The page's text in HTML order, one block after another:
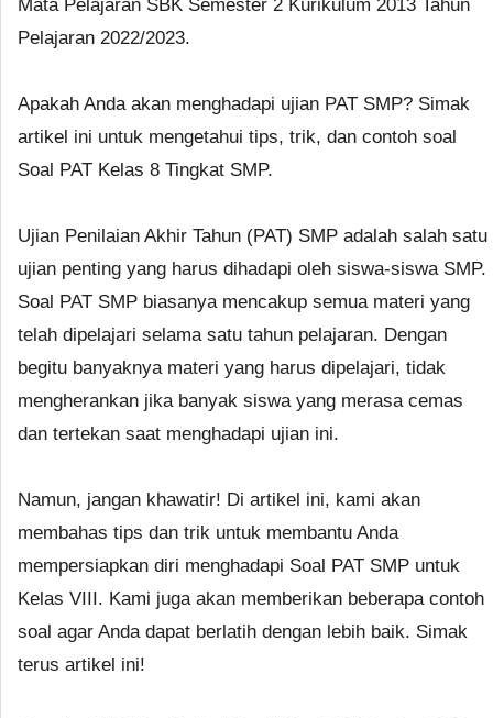
Mata Pelajaran SBK Semester 2 Kurikulum 2013 Tahun
Pelajaran 2022/2023.
Apakah Anda akan menghadapi ujian PAT SMP? Simak
artikel ini untuk mengetahui tips, trik, dan contoh soal
Soal PAT Kelas 8 Tingkat SMP.
Ujian Penilaian Akhir Tahun (PAT) SMP adalah salah satu
ujian penting yang harus dihadapi oleh siswa-siswa SMP.
Soal PAT SMP biasanya mencakup semua materi yang
telah dipelajari selama satu tahun pelajaran. Dengan
begitu banyaknya materi yang harus dipelajari, tidak
mengherankan jika banyak siswa yang merasa cemas
dan tertekan saat menghadapi ujian ini.
Namun, jangan khawatir! Di artikel ini, kami akan
membahas tips dan trik untuk membantu Anda
mempersiapkan diri menghadapi Soal PAT SMP untuk
Kelas VIII. Kami juga akan memberikan beberapa contoh
soal agar Anda dapat berlatih dengan lebih baik. Simak
terus artikel ini!